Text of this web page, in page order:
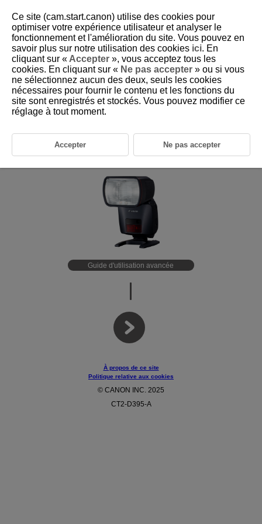
D393-001
Guide d'utilisation avancée
À propos de ce site
Politique relative aux cookies
© CANON INC. 2025
CT2-D395-A
Ce site (cam.start.canon) utilise des cookies pour
optimiser votre expérience utilisateur et analyser le
fonctionnement et l'amélioration du site. Vous pouvez en
savoir plus sur notre utilisation des cookies ici. En
cliquant sur « Accepter », vous acceptez tous les
cookies. En cliquant sur « Ne pas accepter » ou si vous
ne sélectionnez aucun des deux, seuls les cookies
nécessaires pour fournir le contenu et les fonctions du
site sont enregistrés et stockés. Vous pouvez modifier ce
réglage à tout moment.
Accepter Ne pas accepter